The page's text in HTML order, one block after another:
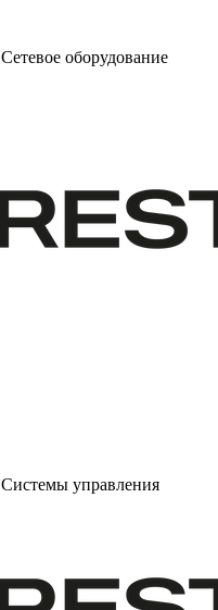
Сетевое оборудование
Системы управления